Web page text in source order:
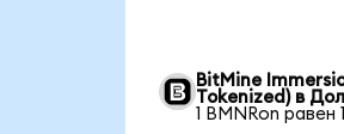
BitMine
Tokenized) в
1 BMNRon равен